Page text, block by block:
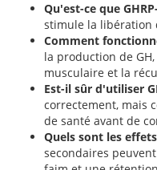
Qu'est-ce que
stimule la libération
Comment
la production de
musculaire et la
Est-il sûr d'utiliser
correctement, mais
de santé avant de
Quels sont les
secondaires